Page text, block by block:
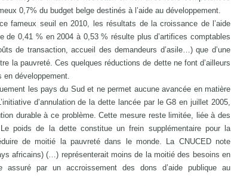
0,7% du budget belge destinés à l’aide au développement.
fameux seuil en 2010, les résultats de la croissance de l’aide
de 0,41 % en 2004 à 0,53 % résulte plus d’artifices comptables
de transaction, accueil des demandeurs d’asile…) que d’une
la pauvreté. Ces quelques réductions de dette ne font d’ailleurs
en développement.
les pays du Sud et ne permet aucune avancée en matière
d’annulation de la dette lancée par le G8 en juillet 2005,
durable à ce problème. Cette mesure reste limitée, liée à des
poids de la dette constitue un frein supplémentaire pour la
de moitié la pauvreté dans le monde. La CNUCED note
africains) (…) représenterait moins de la moitié des besoins en
par un accroissement des dons d’aide publique au